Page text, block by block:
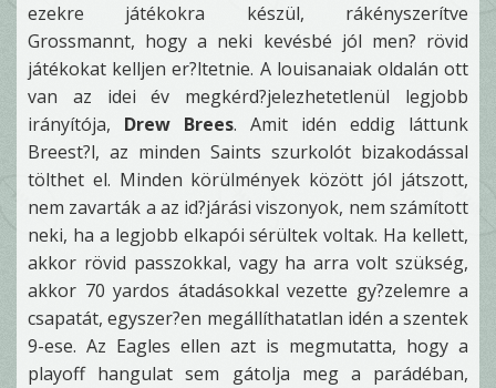
ezekre játékokra készül, rákényszerítve
Grossmannt, hogy a neki kevésbé jól men? rövid
játékokat kelljen er?ltetnie. A louisanaiak oldalán ott
van az idei év megkérd?jelezhetetlenül legjobb
irányítója, Drew Brees. Amit idén eddig láttunk
Breest?l, az minden Saints szurkolót bizakodással
tölthet el. Minden körülmények között jól játszott,
nem zavarták a az id?járási viszonyok, nem számított
neki, ha a legjobb elkapói sérültek voltak. Ha kellett,
akkor rövid passzokkal, vagy ha arra volt szükség,
akkor 70 yardos átadásokkal vezette gy?zelemre a
csapatát, egyszer?en megállíthatatlan idén a szentek
9-ese. Az Eagles ellen azt is megmutatta, hogy a
playoff hangulat sem gátolja meg a parádéban,